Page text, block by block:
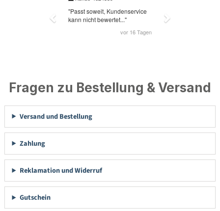
Fragen zu Bestellung & Versand
Versand und Bestellung
Zahlung
Reklamation und Widerruf
Gutschein